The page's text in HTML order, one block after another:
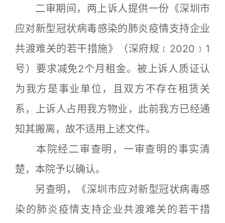
二审期间，两上诉人提供一份《深圳市
应对新型冠状病毒感染的肺炎疫情支持企业
共渡难关的若干措施》（深府规﹝2020﹞1
号）要求减免2个月租金。被上诉人质证认
为我方是事业单位，且双方不存在租赁关
系，上诉人占用我方物业，此前我方已经通
知其搬离，故不适用上述文件。
本院经二审查明，一审查明的事实清
楚，本院予以确认。
另查明，《深圳市应对新型冠状病毒感
染的肺炎疫情支持企业共渡难关的若干措